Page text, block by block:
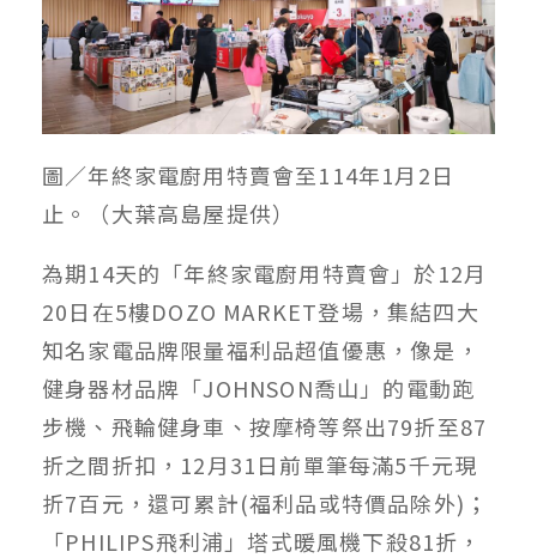
圖／年終家電廚用特賣會至114年1月2日
止。（大葉高島屋提供）
為期14天的「年終家電廚用特賣會」於12月
20日在5樓DOZO MARKET登場，集結四大
知名家電品牌限量福利品超值優惠，像是，
健身器材品牌「JOHNSON喬山」的電動跑
步機、飛輪健身車、按摩椅等祭出79折至87
折之間折扣，12月31日前單筆每滿5千元現
折7百元，還可累計(福利品或特價品除外)；
「PHILIPS飛利浦」塔式暖風機下殺81折，